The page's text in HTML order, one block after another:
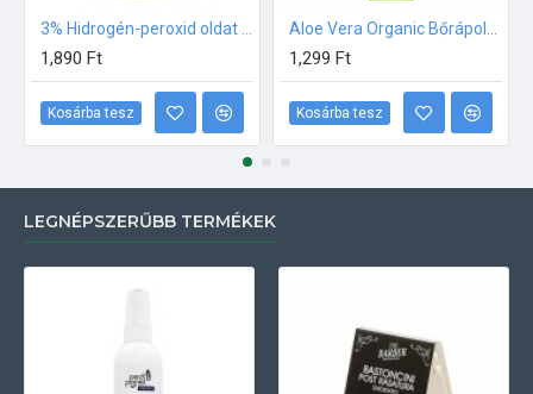
1,890 Ft
Kosárba tesz
1,299 Ft
Kosárba tesz
LEGNÉPSZERŰBB TERMÉKEK